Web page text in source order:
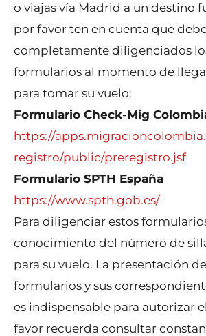
o viajas vía Madrid a un destino
por favor ten en cuenta que
completamente diligenciados
formularios al momento de
para tomar su vuelo:
Formulario Check-Mig
https://
registro/public/preregistro.jsf
Formulario SPTH España
https://www.spth.gob.es/
Para diligenciar estos
conocimiento del número de
para su vuelo. La presentación
formularios y sus
es indispensable para autorizar
favor recuerda consultar